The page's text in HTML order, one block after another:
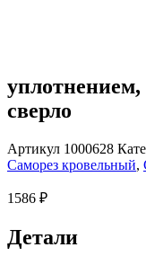
сверло
Артикул 1000628
Саморез кровельный,
1586 ₽
Детали